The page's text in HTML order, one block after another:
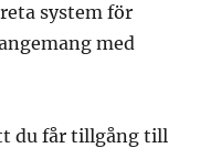
system för
med
du får tillgång till